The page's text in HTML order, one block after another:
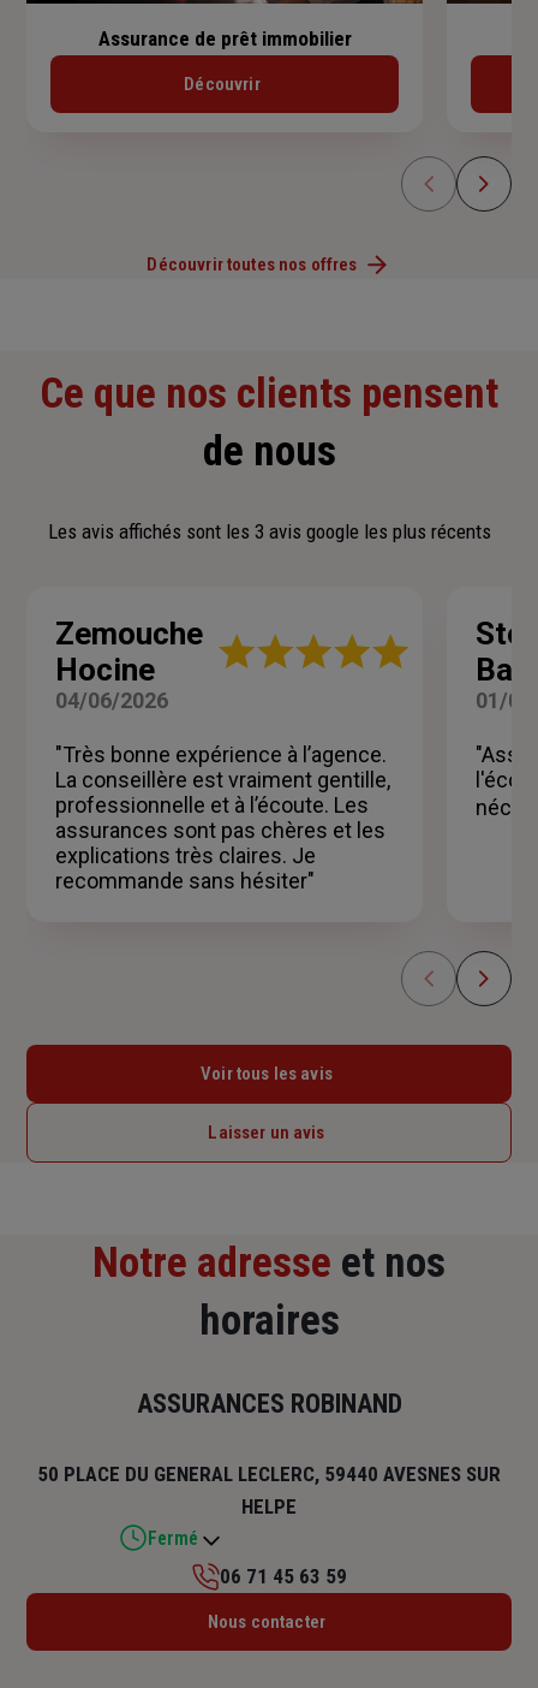
Assurance de prêt immobilier
Découvrir
Découvrir toutes nos offres
Ce que nos clients pensent
de nous
Les avis affichés sont les 3 avis google les plus récents
Zemouche
Hocine
Note
étoiles
04/06/2026
"Très bonne expérience à l’agence.
La conseillère est vraiment gentille,
professionnelle et à l’écoute. Les
assurances sont pas chères et les
explications très claires. Je
recommande sans hésiter"
01/
Voir tous les avis
Laisser un avis
Notre adresse et nos
horaires
ASSURANCES ROBINAND
50 PLACE DU GENERAL LECLERC, 59440 AVESNES SUR
HELPE
Fermé
Lundi : Fermé
06 71 45 63 59
Nous contacter